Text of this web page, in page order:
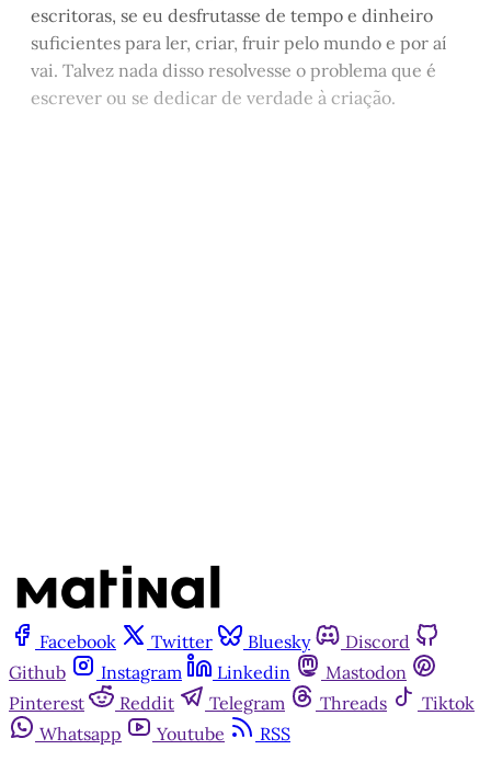
escritoras, se eu desfrutasse de tempo e dinheiro
suficientes para ler, criar, fruir pelo mundo e por aí
vai. Talvez nada disso resolvesse o problema que é
escrever ou se dedicar de verdade à criação.
Facebook Twitter Bluesky
Discord
Github
Instagram Linkedin
Mastodon
Pinterest
Reddit Telegram Threads
Tiktok
Whatsapp
Youtube
RSS